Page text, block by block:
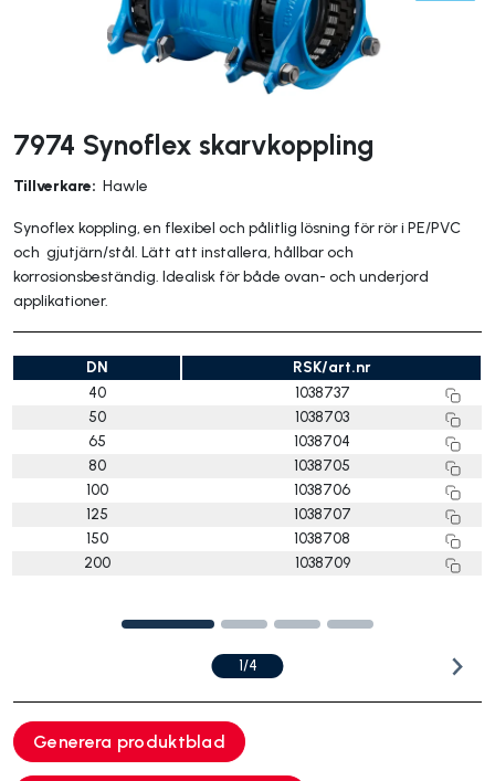
7974 Synoflex skarvkoppling
Tillverkare: Hawle
Synoflex koppling, en flexibel och pålitlig lösning för rör i PE/PVC
och gjutjärn/stål. Lätt att installera, hållbar och
korrosionsbeständig. Idealisk för både ovan- och underjord
applikationer.
DN
RSK/art.nr
40
1038737
50
1038703
65
1038704
80
1038705
100
1038706
125
1038707
150
1038708
200
1038709
1/4
Generera produktblad